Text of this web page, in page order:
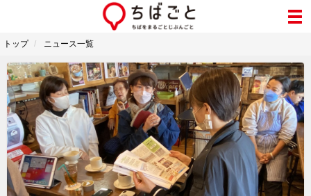
トップ ニュース一覧